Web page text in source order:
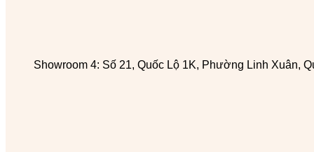
Showroom 4: Số 21, Quốc Lộ 1K, Phường Linh Xuân,